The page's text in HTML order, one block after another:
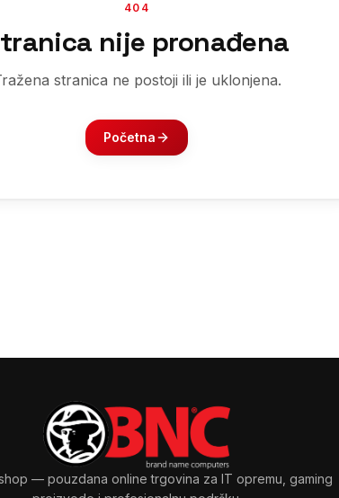
404
nije pronađena
stranica ne postoji ili je uklonjena.
Početna
— pouzdana online trgovina za IT opremu, gaming